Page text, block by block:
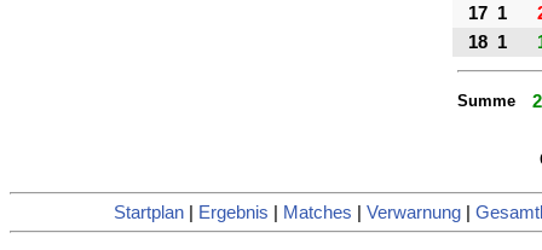
17 1
18 1
Summe
Startplan| Ergebnis Matches Verwarnung|